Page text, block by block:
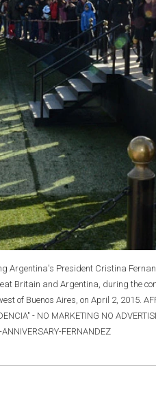
Argentina's President Cristina
Britain and Argentina, during the
Buenos Aires, on April 2, 2015. AFP
- NO MARKETING NO
FERNANDEZ